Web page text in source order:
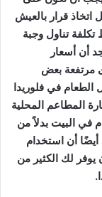
اتخاذ قرار بالعيش
تناول وجبة
قد تجد أن أسعار
مرتفعة بعض
الطعام في فلوريدا
المطاعم المحلية
في البيت بدلاً من
أن استخدام
يوفر لك الكثير من